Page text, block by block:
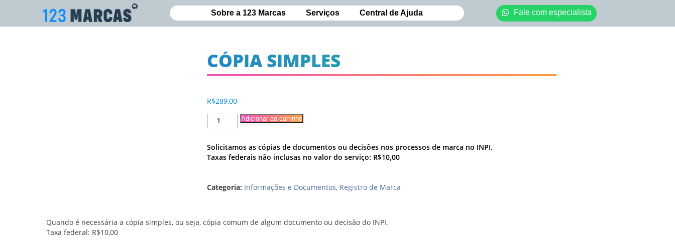
Sobre a 123 Marcas Serviços Central de Ajuda Fale com especialista
CÓPIA SIMPLES
R$289,00
Adicionar ao carrinho
Solicitamos as cópias de documentos ou decisões nos processos de marca no INPI.
Taxas federais não inclusas no valor do serviço: R$10,00
Categoria: Informações e Documentos, Registro de Marca
Quando é necessária a cópia simples, ou seja, cópia comum de algum documento ou decisão do INPI.
Taxa federal: R$10,00